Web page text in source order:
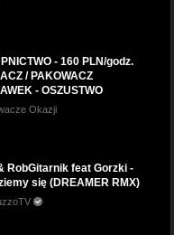
- 160 PLN/godz.
/ PAKOWACZ
- OSZUSTWO
Okazji
RobGitarnik feat Gorzki -
się (DREAMER RMX)